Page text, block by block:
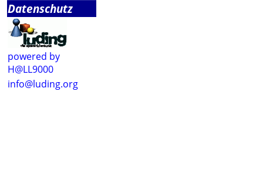
Datenschutz
powered by
H@LL9000
info@luding.org